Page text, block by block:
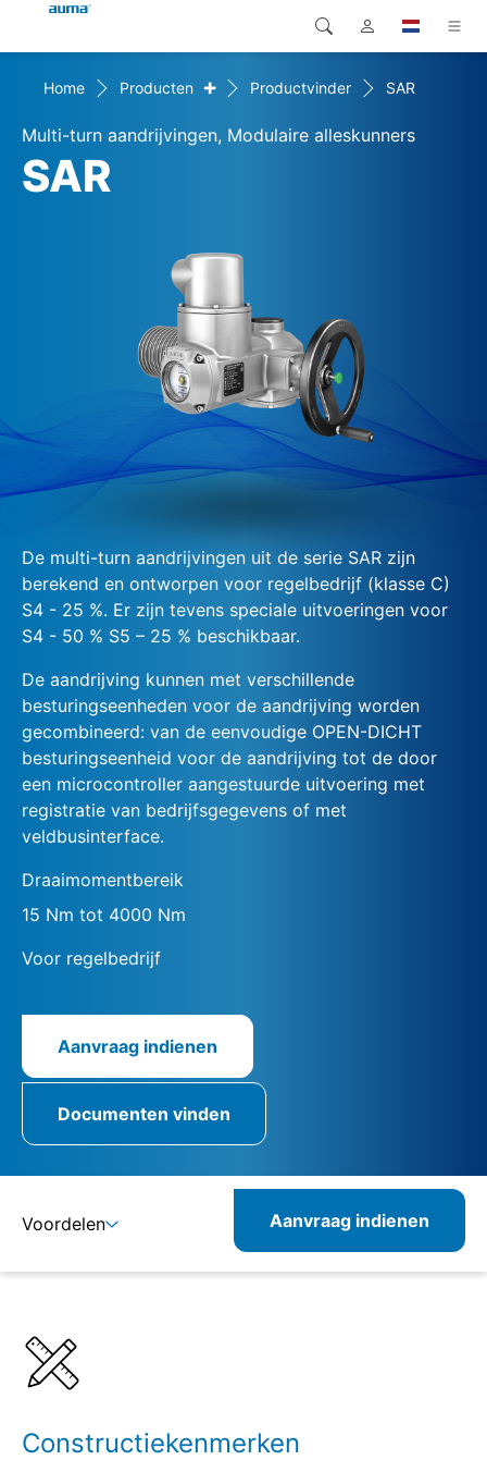
Producten
Oplossingen
Global
Europa
Noord-Amerika
Zoekopdracht
Home Producten + Productvinder SAR
Multi-turn aandrijvingen, Modulaire alleskunners
SAR
De multi-turn aandrijvingen uit de serie SAR zijn
berekend en ontworpen voor regelbedrijf (klasse C)
S4 - 25 %. Er zijn tevens speciale uitvoeringen voor
S4 - 50 % S5 – 25 % beschikbaar.
De aandrijving kunnen met verschillende
besturingseenheden voor de aandrijving worden
gecombineerd: van de eenvoudige OPEN-DICHT
besturingseenheid voor de aandrijving tot de door
een microcontroller aangestuurde uitvoering met
registratie van bedrijfsgegevens of met
veldbusinterface.
Draaimomentbereik
15 Nm tot 4000 Nm
Voor regelbedrijf
Aanvraag indienen
Documenten vinden
Voordelen
Combineerbare producten
Verwante producten
Aanvraag indienen
Constructiekenmerken